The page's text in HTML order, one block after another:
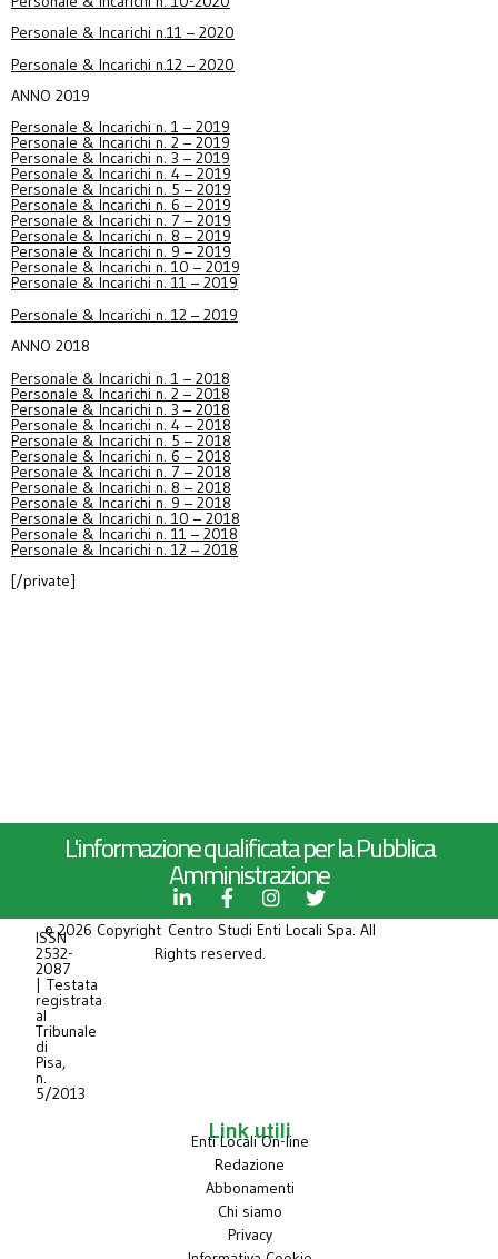
Personale & Incarichi n.11 – 2020
Personale & Incarichi n.12 – 2020
ANNO 2019
Personale & Incarichi n. 1 – 2019
Personale & Incarichi n. 2 – 2019
Personale & Incarichi n. 3 – 2019
Personale & Incarichi n. 4 – 2019
Personale & Incarichi n. 5 – 2019
Personale & Incarichi n. 6 – 2019
Personale & Incarichi n. 7 – 2019
Personale & Incarichi n. 8 – 2019
Personale & Incarichi n. 9 – 2019
Personale & Incarichi n. 10 – 2019
Personale & Incarichi n. 11 – 2019
Personale & Incarichi n. 12 – 2019
ANNO 2018
Personale & Incarichi n. 1 – 2018
Personale & Incarichi n. 2 – 2018
Personale & Incarichi n. 3 – 2018
Personale & Incarichi n. 4 – 2018
Personale & Incarichi n. 5 – 2018
Personale & Incarichi n. 6 – 2018
Personale & Incarichi n. 7 – 2018
Personale & Incarichi n. 8 – 2018
Personale & Incarichi n. 9 – 2018
Personale & Incarichi n. 10 – 2018
Personale & Incarichi n. 11 – 2018
Personale & Incarichi n. 12 – 2018
[/private]
L'informazione qualificata per la Pubblica
Amministrazione
ISSN
2532-
2087
| Testata
registrata
al
Tribunale
di
Pisa,
n.
5/2013
© 2026 Copyright Centro Studi Enti Locali Spa. All
Rights reserved.
Link utili
Enti Locali On-line
Redazione
Abbonamenti
Chi siamo
Privacy